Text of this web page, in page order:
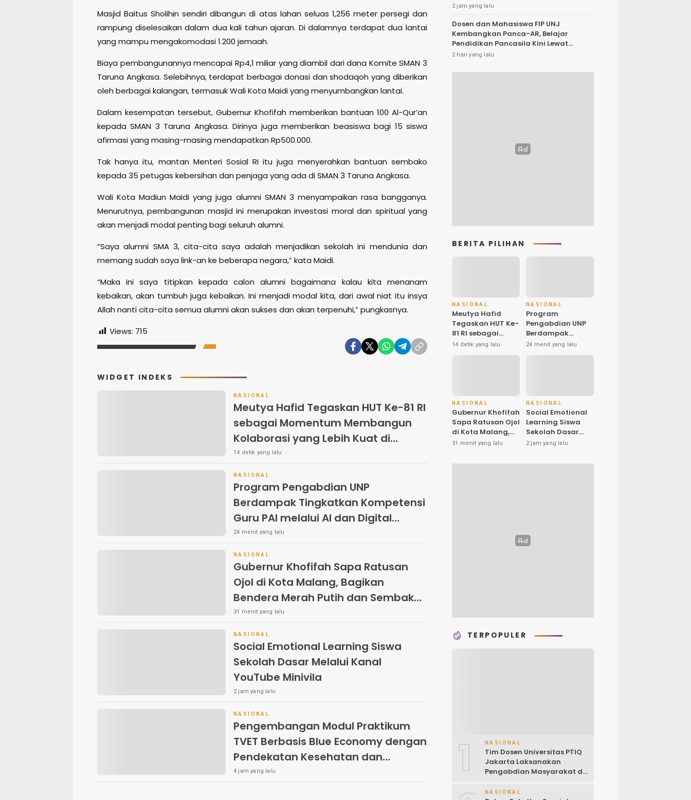
Masjid Baitus Sholihin sendiri dibangun di atas lahan seluas 1,256 meter persegi dan
rampung diselesaikan dalam dua kali tahun ajaran. Di dalamnya terdapat dua lantai
yang mampu mengakomodasi 1.200 jemaah.
Biaya pembangunannya mencapai Rp4,1 miliar yang diambil dari dana Komite SMAN 3
Taruna Angkasa. Selebihnya, terdapat berbagai donasi dan shodaqoh yang diberikan
oleh berbagai kalangan, termasuk Wali Kota Maidi yang menyumbangkan lantai.
Dalam kesempatan tersebut, Gubernur Khofifah memberikan bantuan 100 Al-Qur’an
kepada SMAN 3 Taruna Angkasa. Dirinya juga memberikan beasiswa bagi 15 siswa
afirmasi yang masing-masing mendapatkan Rp500.000.
Tak hanya itu, mantan Menteri Sosial RI itu juga menyerahkan bantuan sembako
kepada 35 petugas kebersihan dan penjaga yang ada di SMAN 3 Taruna Angkasa.
Wali Kota Madiun Maidi yang juga alumni SMAN 3 menyampaikan rasa bangganya.
Menurutnya, pembangunan masjid ini merupakan investasi moral dan spiritual yang
akan menjadi modal penting bagi seluruh alumni.
“Saya alumni SMA 3, cita-cita saya adalah menjadikan sekolah ini mendunia dan
memang sudah saya link-an ke beberapa negara,” kata Maidi.
“Maka ini saya titipkan kepada calon alumni bagaimana kalau kita menanam
kebaikan, akan tumbuh juga kebaikan. Ini menjadi modal kita, dari awal niat itu insya
Allah nanti cita-cita semua alumni akan sukses dan akan terpenuhi,” pungkasnya.
Views: 715
WIDGET INDEKS
NASIONAL
Meutya Hafid Tegaskan HUT Ke-81 RI
sebagai Momentum Membangun
Kolaborasi yang Lebih Kuat di
Kemkomdigi
14 detik yang lalu
NASIONAL
Program Pengabdian UNP
Berdampak Tingkatkan Kompetensi
Guru PAI melalui AI dan Digital
Pedagogy
24 menit yang lalu
NASIONAL
Gubernur Khofifah Sapa Ratusan
Ojol di Kota Malang, Bagikan
Bendera Merah Putih dan Sembako
saat Program Pemutihan PKB
31 menit yang lalu
NASIONAL
Social Emotional Learning Siswa
Sekolah Dasar Melalui Kanal
YouTube Minivila
2 jam yang lalu
NASIONAL
Pengembangan Modul Praktikum
TVET Berbasis Blue Economy dengan
Pendekatan Kesehatan dan
Keselamatan Kerja untuk Materi
4 jam yang lalu
2 jam yang lalu
Dosen dan Mahasiswa FIP UNJ
Kembangkan Panca-AR, Belajar
Pendidikan Pancasila Kini Lewat
Augmented Reality
2 hari yang lalu
BERITA PILIHAN
NASIONAL
Meutya Hafid
Tegaskan HUT Ke-
81 RI sebagai
Momentum
Membangun
14 detik yang lalu
NASIONAL
Program
Pengabdian UNP
Berdampak
Tingkatkan
Kompetensi Guru
24 menit yang lalu
NASIONAL
Gubernur Khofifah
Sapa Ratusan Ojol
di Kota Malang,
Bagikan Bendera
Sembako saat
31 menit yang lalu
NASIONAL
Social Emotional
Learning Siswa
Sekolah Dasar
Melalui Kanal
2 jam yang lalu
TERPOPULER
1 NASIONAL
Tim Dosen Universitas PTIQ
Jakarta Laksanakan
Pengabdian Masyarakat di
Minh City, Vietnam
NASIONAL